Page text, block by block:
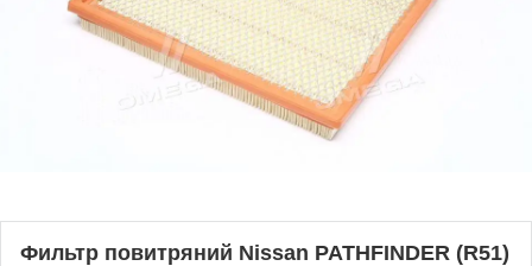
Фильтр повитряний Nissan PATHFINDER (R51)